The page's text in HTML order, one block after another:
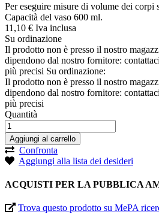
Per eseguire misure di volume dei corpi
Capacità del vaso 600 ml.
11,10 € Iva inclusa
Su ordinazione
Il prodotto non è presso il nostro
dipendono dal nostro fornitore:
più precisi Su ordinazione:
Il prodotto non è presso il nostro
dipendono dal nostro fornitore:
più precisi
Quantità
Aggiungi al carrello
Confronta
Aggiungi alla lista dei desideri
ACQUISTI PER LA PUBBLICA
Trova questo prodotto su MePA